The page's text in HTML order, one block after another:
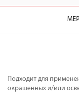
Подходит для
окрашенных и/или